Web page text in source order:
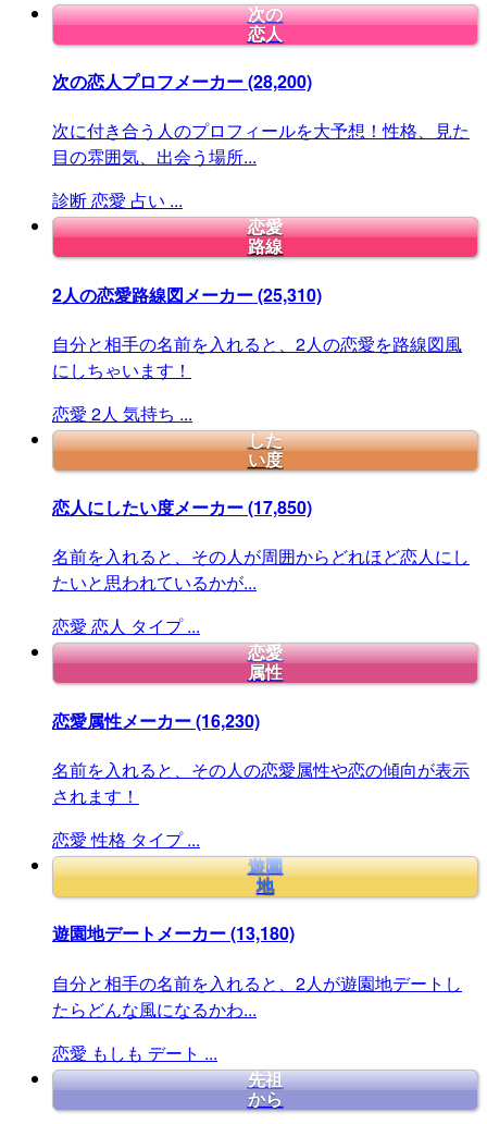
次の
恋人
次の恋人プロフメーカー(28,200)
次に付き合う人のプロフィールを大予想！性格、見た
目の雰囲気、出会う場所...
診断恋愛 占い ...
恋愛
路線
2人の恋愛路線図メーカー(25,310)
自分と相手の名前を入れると、2人の恋愛を路線図風
にしちゃいます！
恋愛 2人 気持ち ...
した
い度
恋人にしたい度メーカー(17,850)
名前を入れると、その人が周囲からどれほど恋人にし
たいと思われているかが...
恋愛 恋人 タイプ ...
恋愛
属性
恋愛属性メーカー(16,230)
名前を入れると、その人の恋愛属性や恋の傾向が表示
されます！
恋愛 性格 タイプ ...
遊園
地
遊園地デートメーカー(13,180)
自分と相手の名前を入れると、2人が遊園地デートし
たらどんな風になるかわ...
恋愛 もしも デート ...
先祖
から